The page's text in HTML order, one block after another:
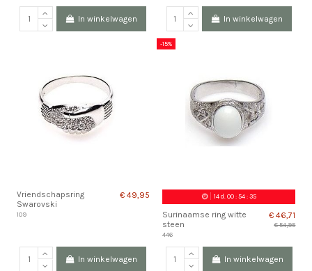
In winkelwagen In winkelwagen
Vriendschapsring
Swarovski
109
€ 49,95
In winkelwagen
-15%
14d. 00:54:35
Surinaamse ring witte
steen
446
€ 46,71
€ 54,95
In winkelwagen